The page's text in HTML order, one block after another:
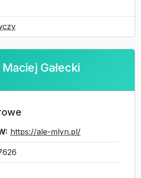
Gałecki
https://ale-mlyn.pl/